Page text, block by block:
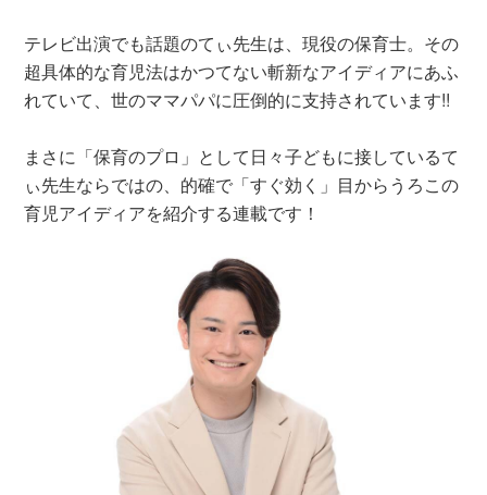
テレビ出演でも話題のてぃ先生は、現役の保育士。その
超具体的な育児法はかつてない斬新なアイディアにあふ
れていて、世のママパパに圧倒的に支持されています!!
まさに「保育のプロ」として日々子どもに接しているて
ぃ先生ならではの、的確で「すぐ効く」目からうろこの
育児アイディアを紹介する連載です！